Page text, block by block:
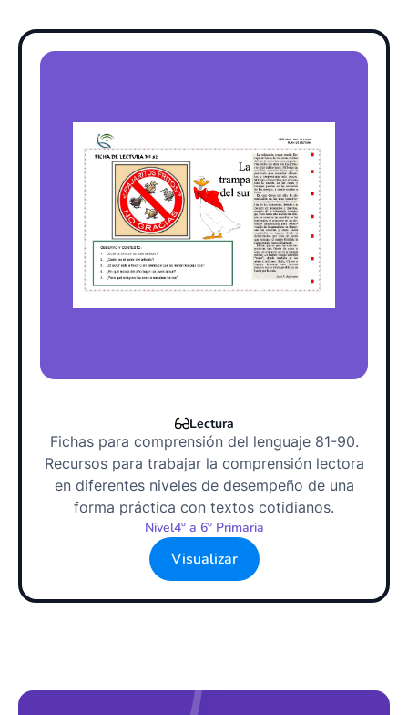
Lectura
Fichas para comprensión del lenguaje 81-90.
Recursos para trabajar la comprensión lectora
en diferentes niveles de desempeño de una
forma práctica con textos cotidianos.
Nivel4º a 6º Primaria
Visualizar